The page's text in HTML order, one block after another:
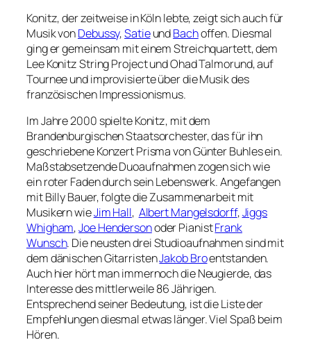
Konitz, der zeitweise in Köln lebte, zeigt sich auch für
Musik vonDebussy,SatieundBachoffen. Diesmal
ging er gemeinsam mit einem Streichquartett, dem
Lee Konitz String Project und Ohad Talmorund, auf
Tournee und improvisierte über die Musik des
französischen Impressionismus.
Im Jahre 2000 spielte Konitz, mit dem
Brandenburgischen Staatsorchester, das für ihn
geschriebene Konzert Prisma von Günter Buhles ein.
Maßstabsetzende Duoaufnahmen zogen sich wie
ein roter Faden durch sein Lebenswerk. Angefangen
mit Billy Bauer, folgte die Zusammenarbeit mit
Musikern wieJim Hall, Albert Mangelsdorff,Jiggs
Whigham,Joe Hendersonoder PianistFrank
Wunsch. Die neusten drei Studioaufnahmen sind mit
dem dänischen GitarristenJakob Broentstanden.
Auch hier hört man immernoch die Neugierde, das
Interesse des mittlerweile 86 Jährigen.
Entsprechend seiner Bedeutung, ist die Liste der
Empfehlungen diesmal etwas länger. Viel Spaß beim
Hören.